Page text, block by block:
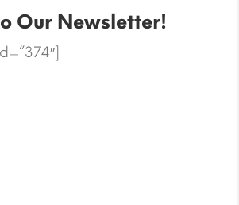
Our Newsletter!